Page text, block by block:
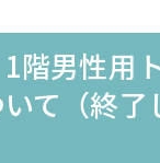
1階男性用
て（終了